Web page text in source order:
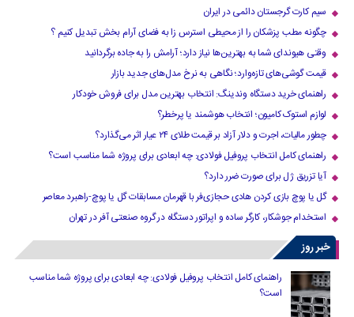
سیم کارت گرجستان دائمی در ایران
چگونه مطب پزشکان را از محیطی استرس زا به فضای آرام بخش تبدیل کنیم ؟
وقتی هیوندای شما به بهترین‌ها نیاز دارد؛ آرامش را به جاده برگردانید
قیمت گوشی‌های تازه‌وارد؛ نگاهی به نرخ مدل‌های جدید بازار
راهنمای خرید دستگاه وندینگ: انتخاب بهترین مدل برای فروش خودکار
لوازم استوک کامیون؛ انتخاب هوشمند یا پرخطر؟
چطور مالیات، اجرت و دلار آزاد بر قیمت طلای ۲۴ عیار اثر می‌گذارد؟
راهنمای کامل انتخاب پروفیل فولادی: چه ابعادی برای پروژه شما مناسب است؟
آیا تزریق ژل برای صورت ضرر دارد​؟
گل یا پوچ بازی کردن هادی حجازی‌فر با قهرمان مسابقات گل یا پوچ-راهبرد معاصر
استخدام جوشکار، کارگر ساده و اپراتور دستگاه در گروه صنعتی آفر در تهران
خبر روز
راهنمای کامل انتخاب پروفیل فولادی: چه ابعادی برای پروژه شما مناسب
است؟